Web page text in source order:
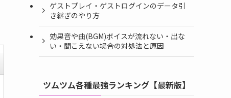
ゲストプレイ・ゲストログインのデータ引
き継ぎのやり方
効果音や曲(BGM)ボイスが流れない・出な
い・聞こえない場合の対処法と原因
ツムツム各種最強ランキング【最新版】